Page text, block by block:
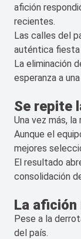
afición
recientes.
Las calles del
auténtica fiesta
La eliminación
esperanza a
Se repite
Una vez más,
Aunque el
mejores
El resultado
consolidación
La afición
Pese a la
del país.